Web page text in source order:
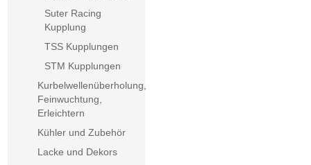
Suter Racing
Kupplung
TSS Kupplungen
STM Kupplungen
Kurbelwellenüberholung,
Feinwuchtung,
Erleichtern
Kühler und Zubehör
Lacke und Dekors